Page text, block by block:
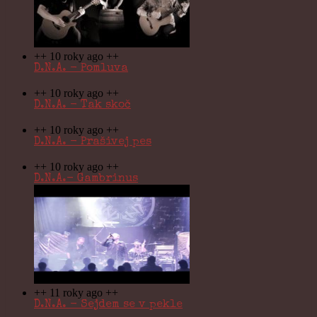
++ 10 roky ago ++
D.N.A. - Pomluva
++ 10 roky ago ++
D.N.A. - Tak skoč
++ 10 roky ago ++
D.N.A. - Prašivej pes
++ 10 roky ago ++
D.N.A.- Gambrinus
++ 11 roky ago ++
D.N.A. - Sejdem se v pekle